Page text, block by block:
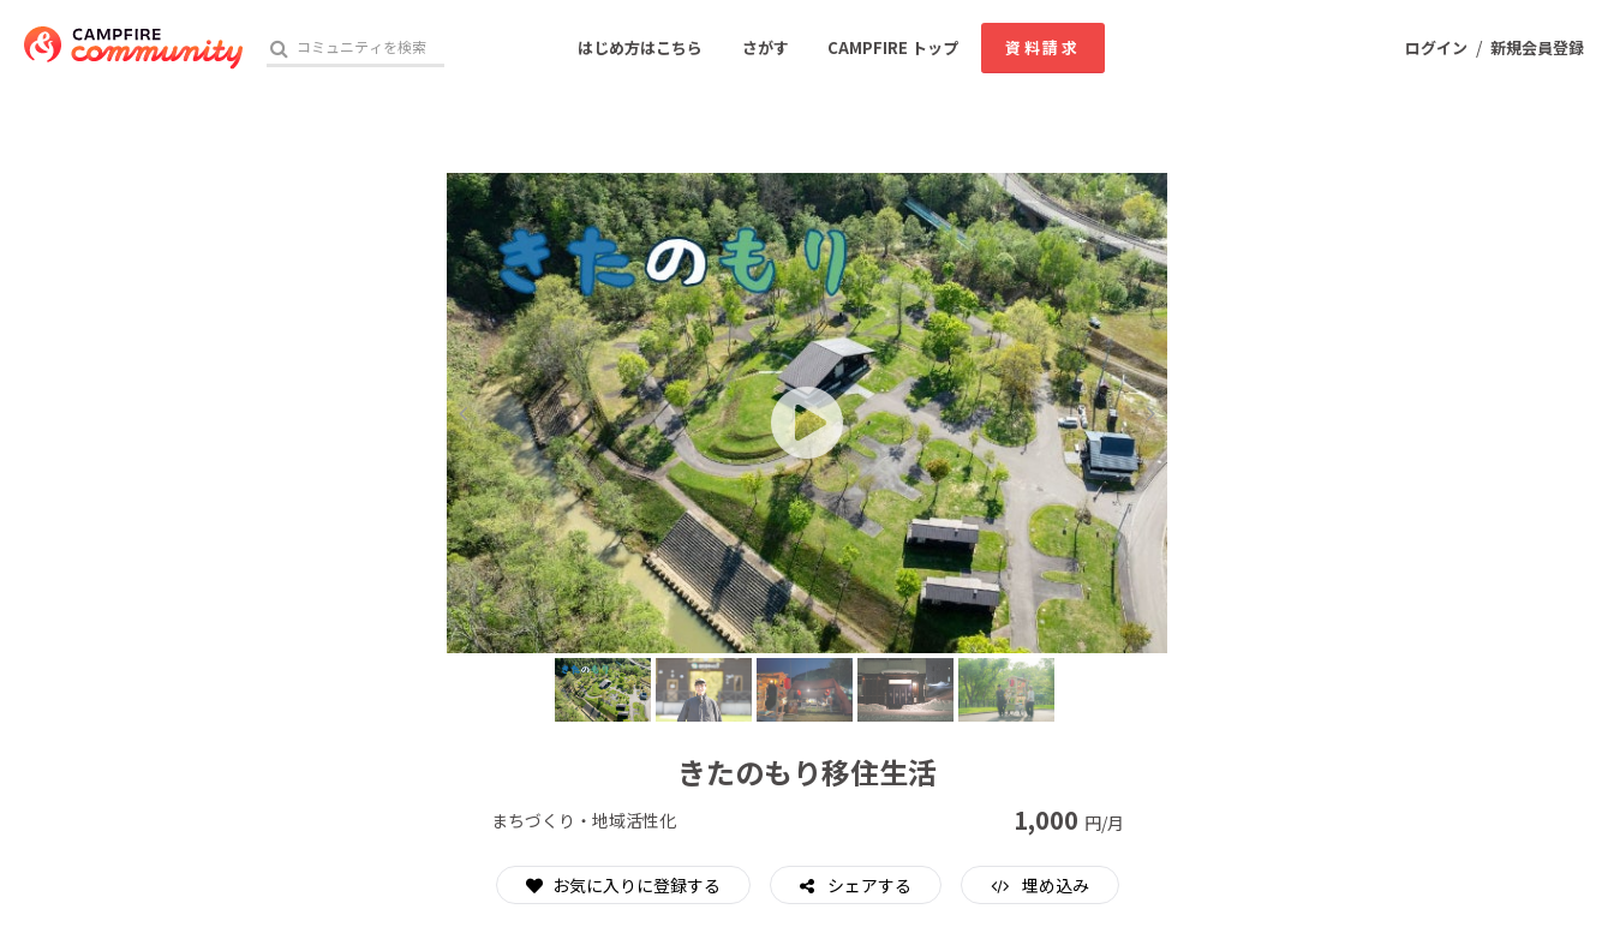
ログイン / 新規会員登録
はじめ方はこちら さがす CAMPFIRE トップ 資料請求
おすすめのコミュニティ 人気のコミュニティ 新着のコミュニティ
音楽 舞台・パフォーマンス
テクノロジー・ガジェット
ゲーム・サービス開発 フード・飲食店
書籍・雑誌出版 アニメ・漫画
ソーシャルグッド ビューティー・ヘルスケア
CAMPFIRE for Social Good CAMPFIRE Creation
きたのもり移住生活
まちづくり・地域活性化 1,000 円/月
お気に入りに登録する シェアする 埋め込み